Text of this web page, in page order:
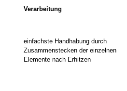
Verarbeitung
einfachste Handhabung durch
Zusammenstecken der einzelnen
Elemente nach Erhitzen